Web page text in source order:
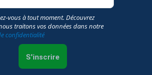
vous à tout moment. Découvrez
traitons vos données dans notre
confidentialité
S'inscrire